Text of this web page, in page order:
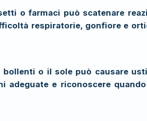
o farmaci può scatenare
respiratorie, gonfiore e
o il sole può causare
adeguate e riconoscere